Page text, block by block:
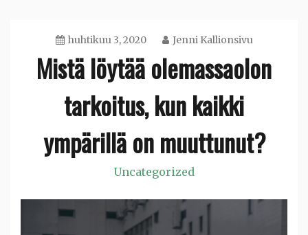
huhtikuu 3, 2020 Jenni Kallionsivu
Mistä löytää olemassaolon
tarkoitus, kun kaikki
ympärillä on muuttunut?
Uncategorized